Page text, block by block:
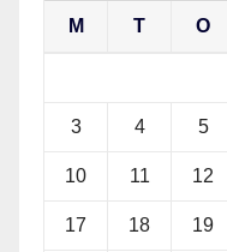
M T O
3 4 5
10 11 12
17 18 19